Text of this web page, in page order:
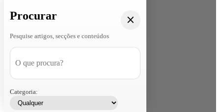
Procurar
Pesquise artigos, secções e conteúdos
Categoria: